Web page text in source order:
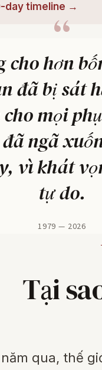
day timeline →
cho hơn
đã bị sát
mọi
ngã
vì khát
tự do.
1979 — 2026
Tại
qua, thế